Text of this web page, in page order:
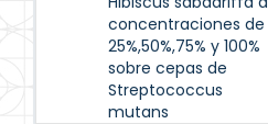
concentraciones de
25%,50%,75% y 100%
sobre cepas de
Streptococcus
mutans